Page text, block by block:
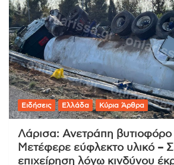
Ειδήσεις Ελλάδα Κύρια Άρθρα
Λάρισα: Ανετράπη
Μετέφερε εύφλεκτο υλικό –
επιχείρηση λόγω κινδύνου